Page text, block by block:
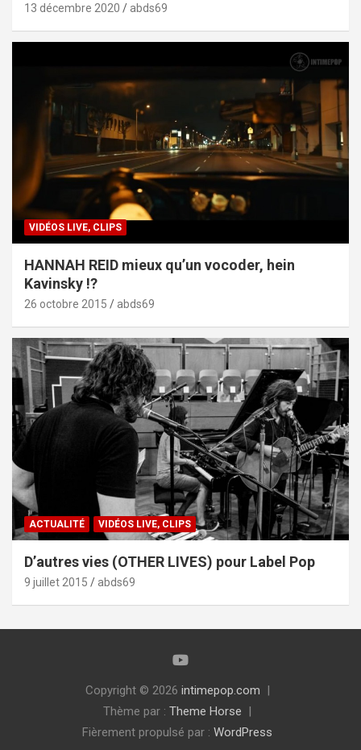
13 décembre 2020 abds69
VIDÉOS LIVE, CLIPS
HANNAH REID mieux qu’un vocoder, hein
Kavinsky !?
26 octobre 2015 abds69
ACTUALITÉ VIDÉOS LIVE, CLIPS
D’autres vies (OTHER LIVES) pour Label Pop
9 juillet 2015 abds69
Copyright © 2026 intimepop.com
Thème par : Theme Horse
Fièrement propulsé par : WordPress